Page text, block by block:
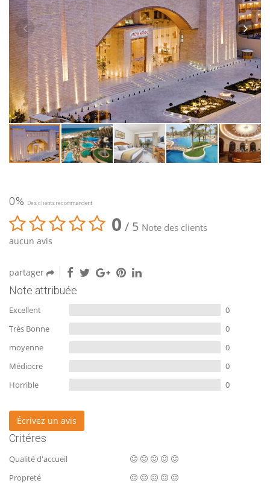
0% Des clients recommandent
0 / 5 Note des clients
aucun avis
partager
Note attribuée
Excellent
0
Très Bonne
0
moyenne
0
Médiocre
0
Horrible
0
Écrivez un avis
Critéres
Qualité d'accueil
Propreté